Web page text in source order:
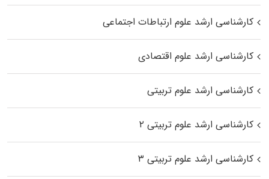
کارشناسی ارشد علوم ارتباطات اجتماعی
کارشناسی ارشد علوم اقتصادی
کارشناسی ارشد علوم تربیتی
کارشناسی ارشد علوم تربیتی ۲
کارشناسی ارشد علوم تربیتی ۳